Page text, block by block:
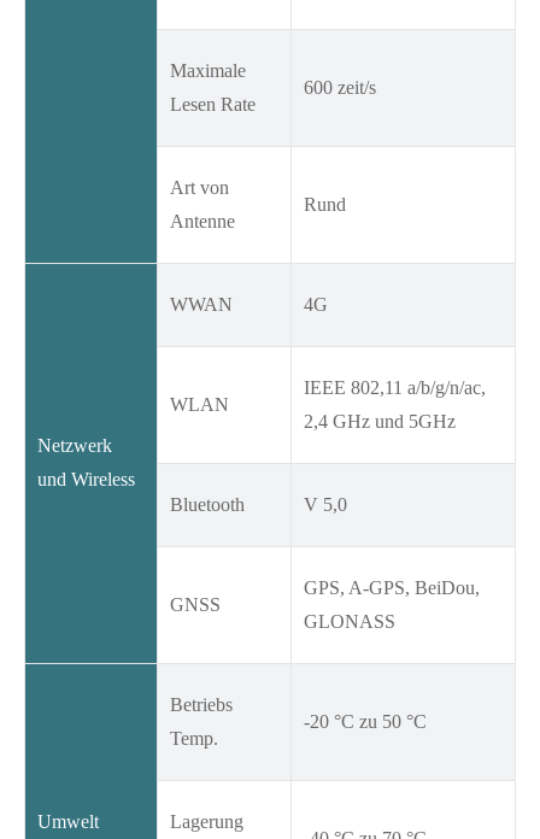
Maximale
Lesen Rate
600 zeit/s
Art von
Antenne
Rund
Netzwerk
und Wireless
WWAN 4G
WLAN
IEEE 802,11 a/b/g/n/ac,
2,4 GHz und 5GHz
Bluetooth V 5,0
GNSS
GPS, A-GPS, BeiDou,
GLONASS
Umwelt
Betriebs
Temp.
-20 °C zu 50 °C
Lagerung